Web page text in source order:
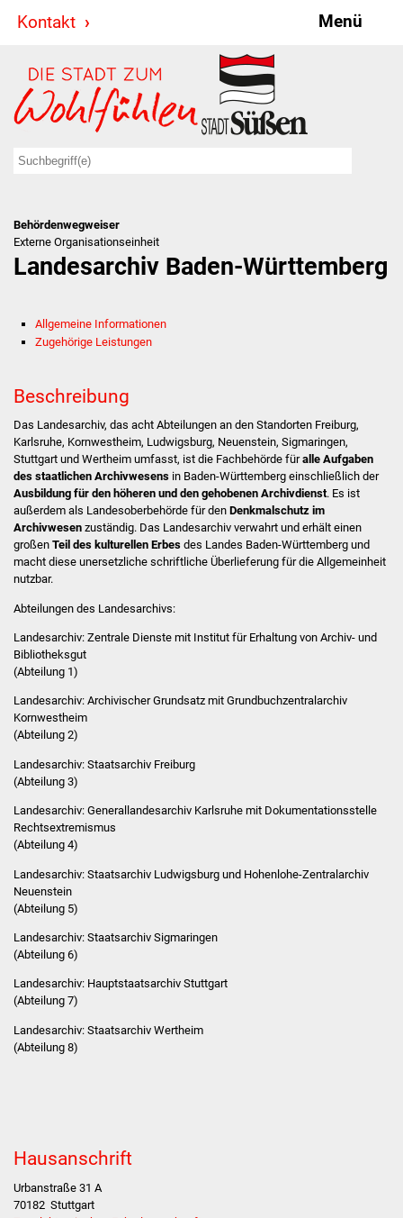
Kontakt Menü
Stadt & Politik
Bürgermeister
Ratsinformationssystem
Stadtverwaltung
Ansprechpartner
Behördenwegweiser
Stellenangebote
Ortsrecht
Projekte
Schulentwicklung Bizet
Behördenwegweiser
Externe Organisationseinheit
Landesarchiv Baden-Württemberg
Allgemeine Informationen
Zugehörige Leistungen
Beschreibung
Das Landesarchiv, das acht Abteilungen an den Standorten Freiburg,
Karlsruhe, Kornwestheim, Ludwigsburg, Neuenstein, Sigmaringen,
Stuttgart und Wertheim umfasst, ist die Fachbehörde füralle Aufgaben
des staatlichen Archivwesensin Baden-Württemberg einschließlich der
Ausbildung für den höheren und den gehobenen Archivdienst. Es ist
außerdem als Landesoberbehörde für den Denkmalschutz im
Archivwesenzuständig. Das Landesarchiv verwahrt und erhält einen
großen Teil des kulturellen Erbesdes Landes Baden-Württemberg und
macht diese unersetzliche schriftliche Überlieferung für die Allgemeinheit
nutzbar.
Abteilungen des Landesarchivs:
Landesarchiv: Zentrale Dienste mit Institut für Erhaltung von Archiv- und
Bibliotheksgut
(Abteilung 1)
Landesarchiv: Archivischer Grundsatz mit Grundbuchzentralarchiv
Kornwestheim
(Abteilung 2)
Landesarchiv: Staatsarchiv Freiburg
(Abteilung 3)
Landesarchiv: Generallandesarchiv Karlsruhe mit Dokumentationsstelle
Rechtsextremismus
(Abteilung 4)
Landesarchiv: Staatsarchiv Ludwigsburg und Hohenlohe-Zentralarchiv
Neuenstein
(Abteilung 5)
Landesarchiv: Staatsarchiv Sigmaringen
(Abteilung 6)
Landesarchiv: Hauptstaatsarchiv Stuttgart
(Abteilung 7)
Landesarchiv: Staatsarchiv Wertheim
(Abteilung 8)
Hausanschrift
Urbanstraße 31 A
70182 Stuttgart